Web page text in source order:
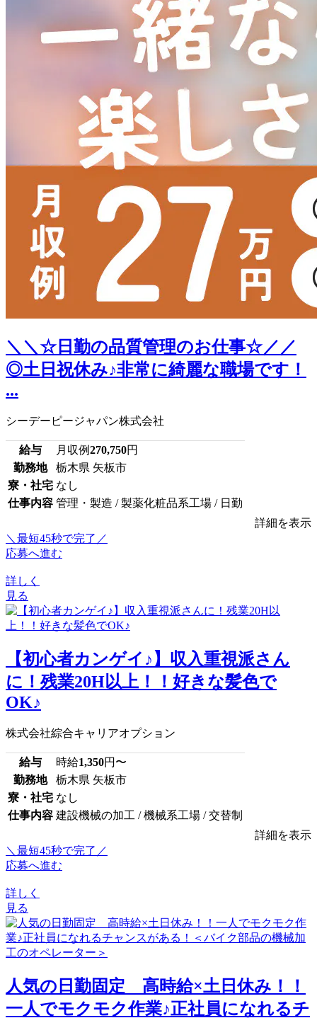
＼＼☆日勤の品質管理のお仕事☆／／
◎土日祝休み♪非常に綺麗な職場です！
...
シーデーピージャパン株式会社
給与 月収例270,750円
勤務地
栃木県 矢板市
寮・社宅 なし
仕事内容 管理・製造 / 製薬化粧品系工場 / 日勤
詳細を表示
＼最短45秒で完了／
応募へ進む
詳しく
見る
【初心者カンゲイ♪】収入重視派さん
に！残業20H以上！！好きな髪色で
OK♪
株式会社綜合キャリアオプション
給与 時給1,350円〜
勤務地
栃木県 矢板市
寮・社宅 なし
仕事内容 建設機械の加工 / 機械系工場 / 交替制
詳細を表示
＼最短45秒で完了／
応募へ進む
詳しく
見る
人気の日勤固定 高時給×土日休み！！
一人でモクモク作業♪正社員になれるチ